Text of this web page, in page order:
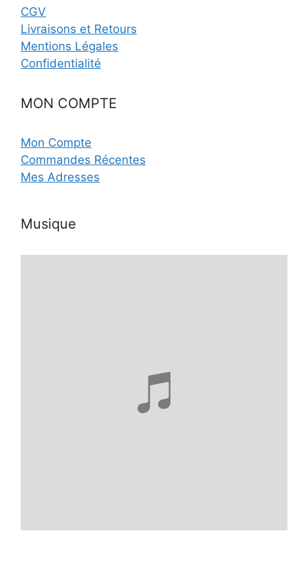
CGV
Livraisons et Retours
Mentions Légales
Confidentialité
MON COMPTE
Mon Compte
Commandes Récentes
Mes Adresses
Musique